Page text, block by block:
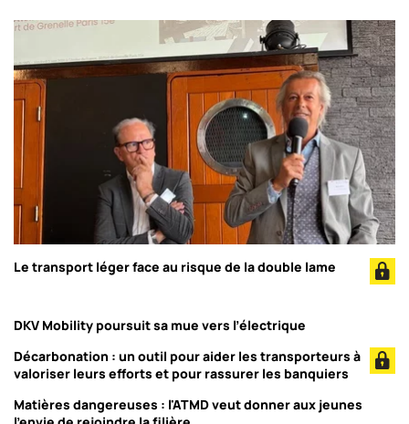
Le transport léger face au risque de la double lame
DKV Mobility poursuit sa mue vers l’électrique
Décarbonation : un outil pour aider les transporteurs à
valoriser leurs efforts et pour rassurer les banquiers
Matières dangereuses : l'ATMD veut donner aux jeunes